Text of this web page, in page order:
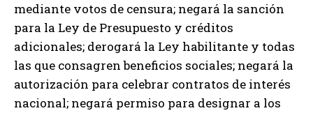
mediante votos de censura; negará la sanción
para la Ley de Presupuesto y créditos
adicionales; derogará la Ley habilitante y todas
las que consagren beneficios sociales; negará la
autorización para celebrar contratos de interés
nacional; negará permiso para designar a los